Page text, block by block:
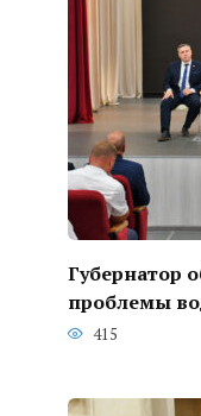
Губернатор
проблемы
415